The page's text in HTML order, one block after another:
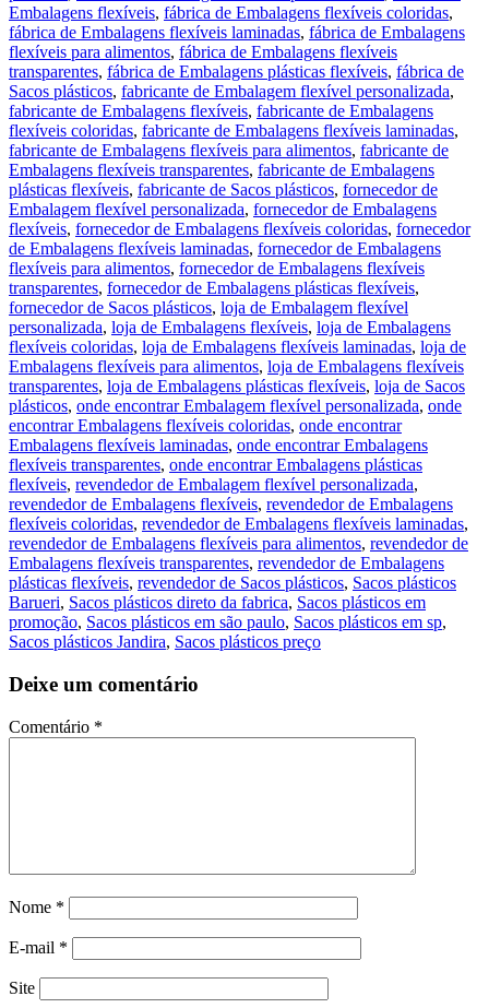
Embalagens flexíveis, fábrica de Embalagens flexíveis coloridas,
fábrica de Embalagens flexíveis laminadas, fábrica de Embalagens
flexíveis para alimentos, fábrica de Embalagens flexíveis
transparentes, fábrica de Embalagens plásticas flexíveis, fábrica de
Sacos plásticos, fabricante de Embalagem flexível personalizada,
fabricante de Embalagens flexíveis, fabricante de Embalagens
flexíveis coloridas, fabricante de Embalagens flexíveis laminadas,
fabricante de Embalagens flexíveis para alimentos, fabricante de
Embalagens flexíveis transparentes, fabricante de Embalagens
plásticas flexíveis, fabricante de Sacos plásticos, fornecedor de
Embalagem flexível personalizada, fornecedor de Embalagens
flexíveis, fornecedor de Embalagens flexíveis coloridas, fornecedor
de Embalagens flexíveis laminadas, fornecedor de Embalagens
flexíveis para alimentos, fornecedor de Embalagens flexíveis
transparentes, fornecedor de Embalagens plásticas flexíveis,
fornecedor de Sacos plásticos, loja de Embalagem flexível
personalizada, loja de Embalagens flexíveis, loja de Embalagens
flexíveis coloridas, loja de Embalagens flexíveis laminadas, loja de
Embalagens flexíveis para alimentos, loja de Embalagens flexíveis
transparentes, loja de Embalagens plásticas flexíveis, loja de Sacos
plásticos, onde encontrar Embalagem flexível personalizada, onde
encontrar Embalagens flexíveis coloridas, onde encontrar
Embalagens flexíveis laminadas, onde encontrar Embalagens
flexíveis transparentes, onde encontrar Embalagens plásticas
flexíveis, revendedor de Embalagem flexível personalizada,
revendedor de Embalagens flexíveis, revendedor de Embalagens
flexíveis coloridas, revendedor de Embalagens flexíveis laminadas,
revendedor de Embalagens flexíveis para alimentos, revendedor de
Embalagens flexíveis transparentes, revendedor de Embalagens
plásticas flexíveis, revendedor de Sacos plásticos, Sacos plásticos
Barueri, Sacos plásticos direto da fabrica, Sacos plásticos em
promoção, Sacos plásticos em são paulo, Sacos plásticos em sp,
Sacos plásticos Jandira, Sacos plásticos preço
Deixe um comentário
Comentário *
Nome *
E-mail *
Site